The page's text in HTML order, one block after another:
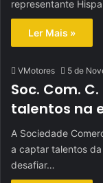
representante
Ler Mais »
VMotores 5 de
Soc. Com.
talentos na
A Sociedade
a captar talentos
desafiar…